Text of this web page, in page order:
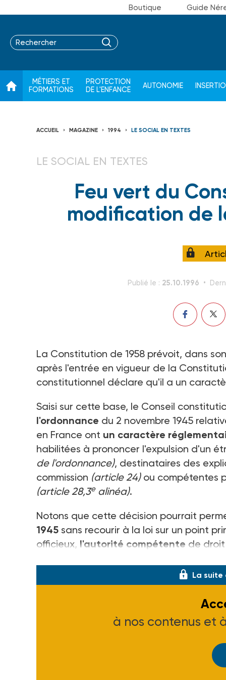
Boutique Guide
MÉTIERS ET
FORMATIONS
PROTECTION
DE L'ENFANCE
AUTONOMIE
ACCUEIL MAGAZINE 1994 LE SOCIAL EN TEXTES
LE SOCIAL EN TEXTES
Feu vert du
modification de
Publié le : 25.10.1996
La Constitution de 1958 prévoit, dans
après l'entrée en vigueur de la
constitutionnel déclare qu'il a un
Saisi sur cette base, le Conseil
l'ordonnance du 2 novembre 1945
en France ont un caractère
habilitées à prononcer l'expulsion d'un
de l'ordonnance), destinataires des
commission (article 24)ou compétentes
(article 28,3ealinéa).
Notons que cette décision pourrait
1945 sans recourir à la loi sur un point
officieux, l'autorité compétente de
La suite
à nos contenus et